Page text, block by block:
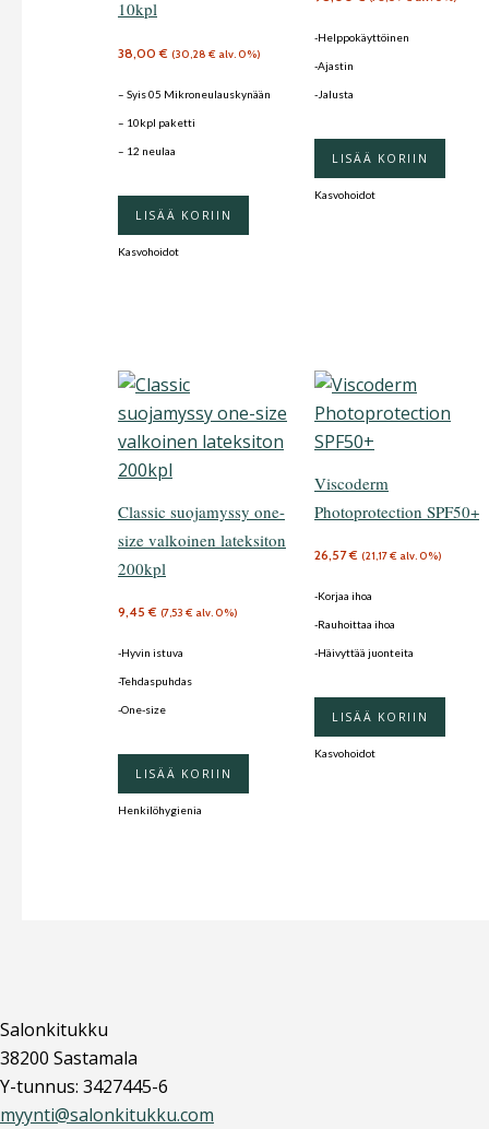
10kpl
38,00€ (30,28 € alv. 0%)
– Syis 05 Mikroneulauskynään
– 10kpl paketti
– 12 neulaa
LISÄÄ KORIIN
Kasvohoidot
-Helppokäyttöinen
-Ajastin
-Jalusta
LISÄÄ KORIIN
Kasvohoidot
Classic suojamyssy one-
size valkoinen lateksiton
200kpl
9,45€ (7,53 € alv. 0%)
-Hyvin istuva
-Tehdaspuhdas
-One-size
LISÄÄ KORIIN
Henkilöhygienia
Viscoderm
Photoprotection SPF50+
26,57€ (21,17€ alv. 0%)
-Korjaa ihoa
-Rauhoittaa ihoa
-Häivyttää juonteita
LISÄÄ KORIIN
Kasvohoidot
Salonkitukku
38200 Sastamala
Y-tunnus: 3427445-6
myynti@salonkitukku.com